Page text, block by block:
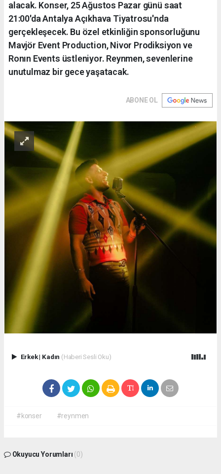
alacak. Konser, 25 Ağustos Pazar günü saat
21:00'da Antalya Açıkhava Tiyatrosu'nda
gerçekleşecek. Bu özel etkinliğin sponsorluğunu
Mavjör Event Production, Nivor Prodiksiyon ve
Ronın Events üstleniyor. Reynmen, sevenlerine
unutulmaz bir gece yaşatacak.
ABONE OL
Erkek| Kadın (Haberi Sesli Oku)
#konser #reynmen
Okuyucu Yorumları (0)